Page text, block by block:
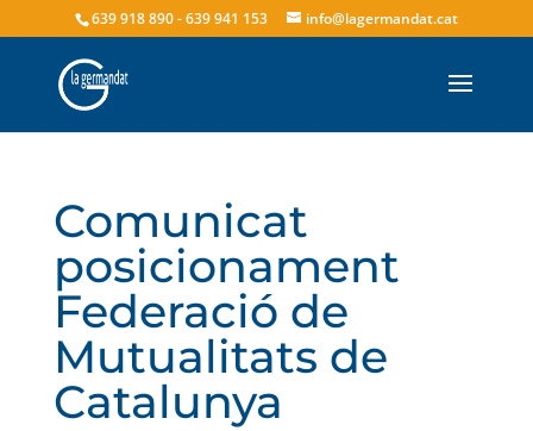
639 918 890 - 639 941 153 info@lagermandat.cat
Comunicat
posicionament
Federació de
Mutualitats de
Catalunya